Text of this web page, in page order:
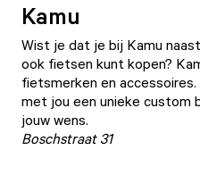
Kamu
Wist je dat je bij Kamu
ook fietsen kunt kopen?
fietsmerken en
met jou een unieke custom
jouw wens.
Boschstraat 31